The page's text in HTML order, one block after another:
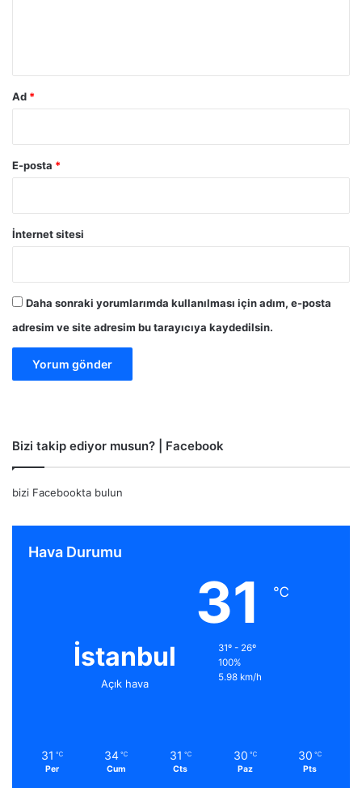
Ad *
E-posta *
İnternet sitesi
Daha sonraki yorumlarımda kullanılması için adım, e-posta
adresim ve site adresim bu tarayıcıya kaydedilsin.
Bizi takip ediyor musun? | Facebook
bizi Facebookta bulun
Hava Durumu
İstanbul
Açık hava
31 ℃
31º - 26º
100%
5.98 km/h
31 ℃
Per
34 ℃
Cum
31 ℃
Cts
30 ℃
Paz
30 ℃
Pts